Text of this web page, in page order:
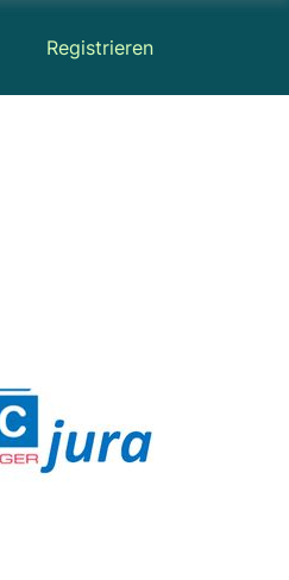
Registrieren